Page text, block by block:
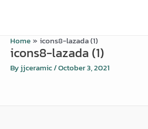
Home icons8-lazada (1)
icons8-lazada (1)
Byjjceramic/October 3, 2021